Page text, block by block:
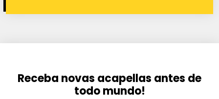
Receba novas acapellas antes de
todo mundo!